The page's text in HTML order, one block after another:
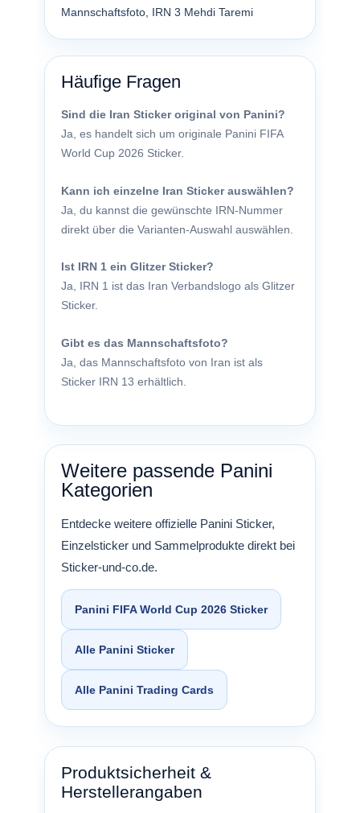
Mannschaftsfoto, IRN 3 Mehdi Taremi
Häufige Fragen
Sind die Iran Sticker original von Panini?
Ja, es handelt sich um originale Panini FIFA
World Cup 2026 Sticker.
Kann ich einzelne Iran Sticker auswählen?
Ja, du kannst die gewünschte IRN-Nummer
direkt über die Varianten-Auswahl auswählen.
Ist IRN 1 ein Glitzer Sticker?
Ja, IRN 1 ist das Iran Verbandslogo als Glitzer
Sticker.
Gibt es das Mannschaftsfoto?
Ja, das Mannschaftsfoto von Iran ist als
Sticker IRN 13 erhältlich.
Weitere passende Panini
Kategorien
Entdecke weitere offizielle Panini Sticker,
Einzelsticker und Sammelprodukte direkt bei
Sticker-und-co.de.
Panini FIFA World Cup 2026 Sticker
Alle Panini Sticker
Alle Panini Trading Cards
Produktsicherheit &
Herstellerangaben